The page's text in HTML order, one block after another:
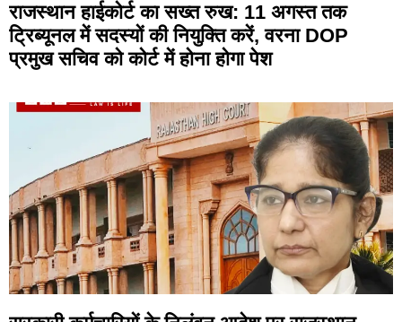
राजस्थान हाईकोर्ट का सख्त रुख: 11 अगस्त तक
ट्रिब्यूनल में सदस्यों की नियुक्ति करें, वरना DOP
प्रमुख सचिव को कोर्ट में होना होगा पेश